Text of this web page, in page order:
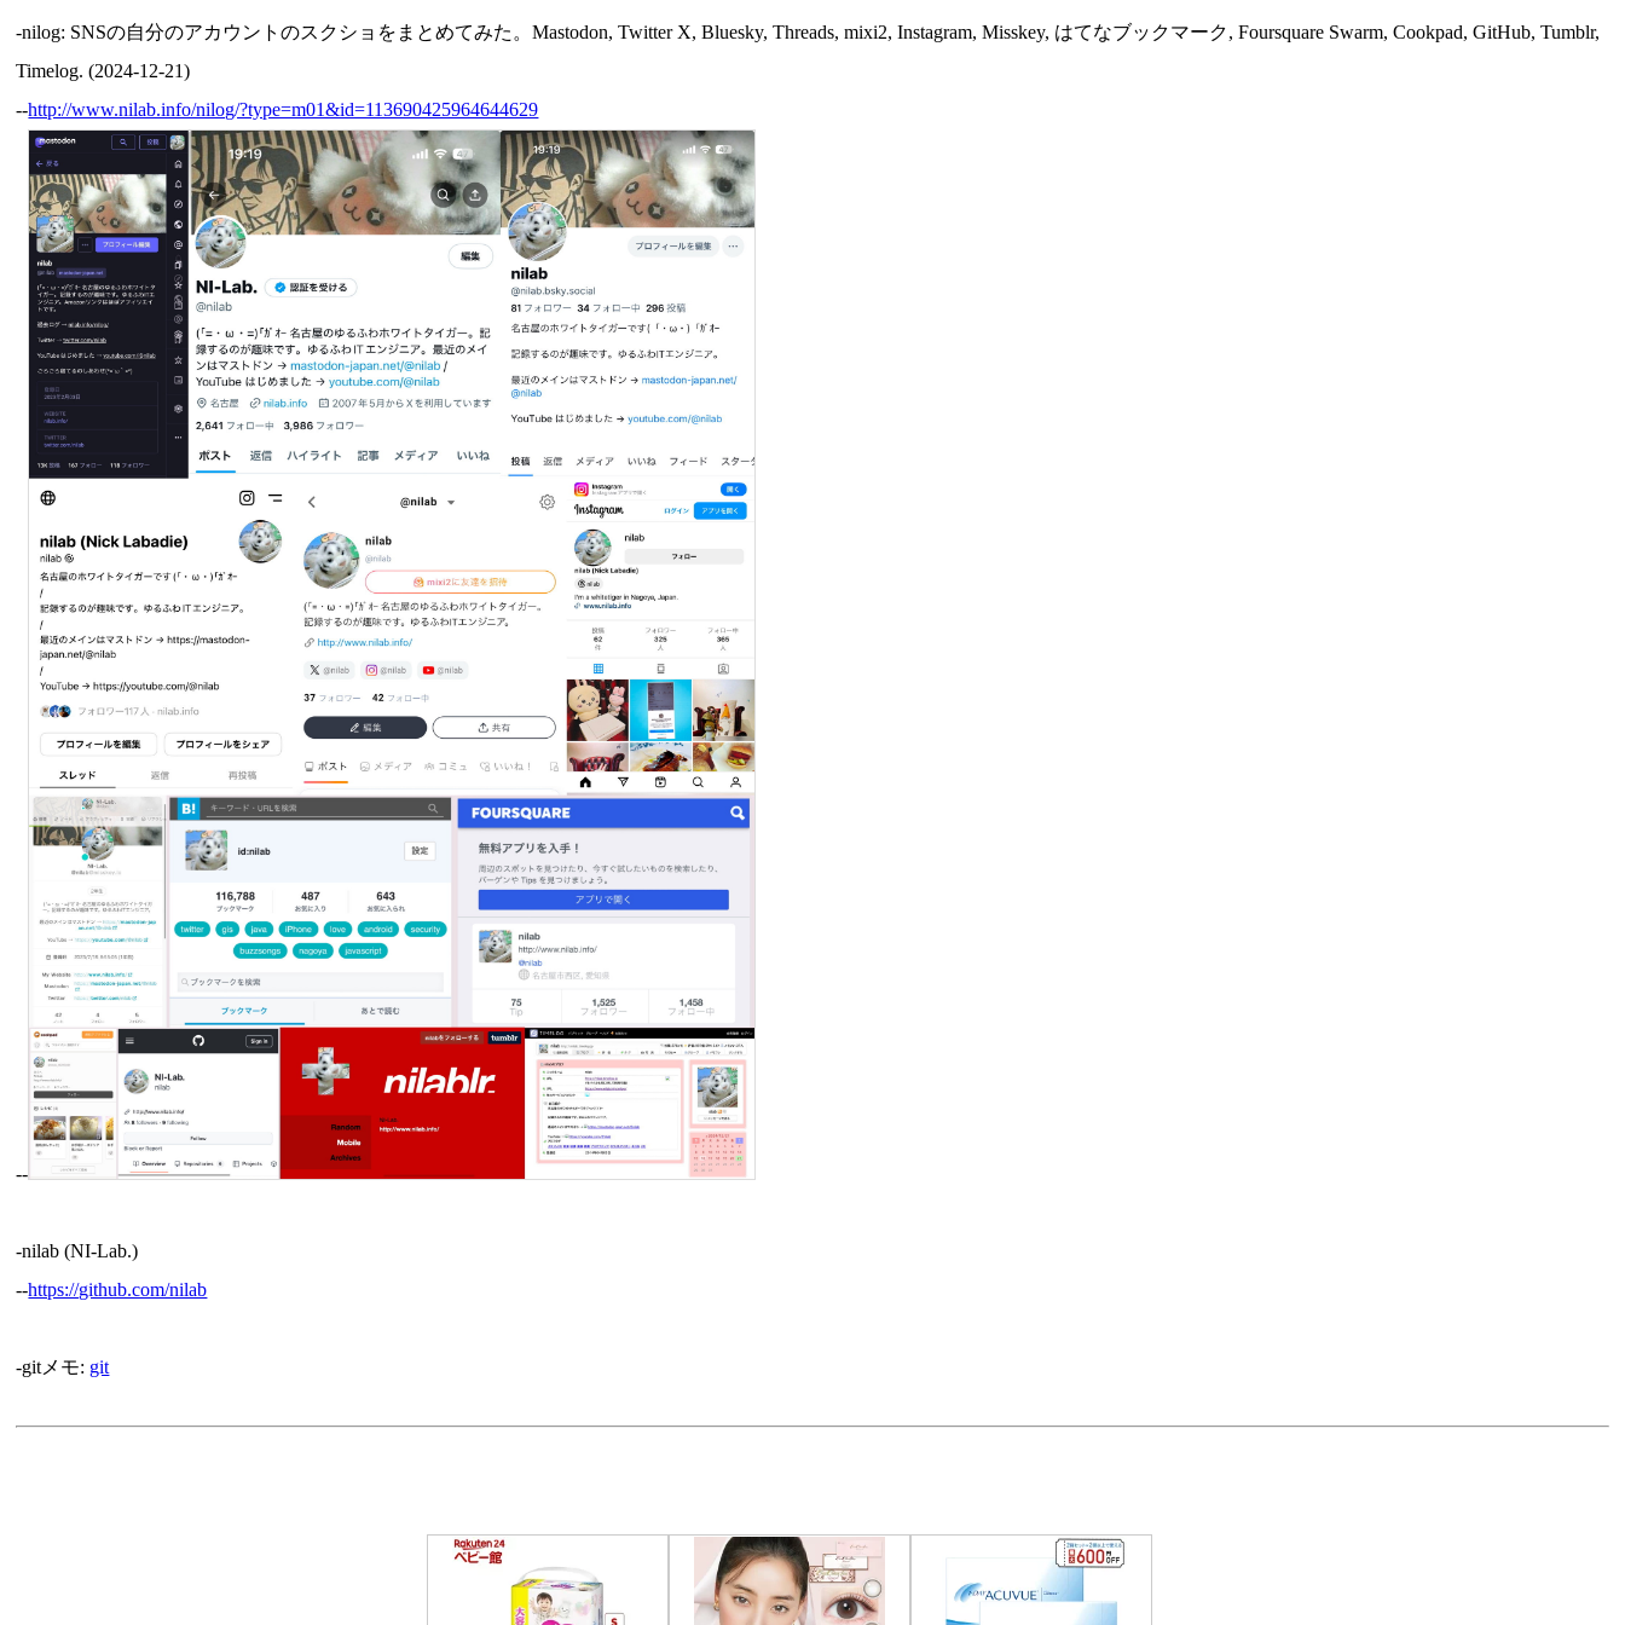
-nilog: SNSの自分のアカウントのスクショをまとめてみた。Mastodon, Twitter X, Bluesky, Threads, mixi2, Instagram, Misskey, はてなブックマーク, Foursquare Swarm, Cookpad, GitHub, Tumblr,
Timelog. (2024-12-21)
--http://www.nilab.info/nilog/?type=m01&id=113690425964644629
--
-nilab (NI-Lab.)
--https://github.com/nilab
-gitメモ: git